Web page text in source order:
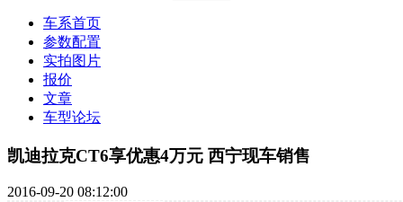
车系首页
参数配置
实拍图片
报价
文章
车型论坛
凯迪拉克CT6享优惠4万元 西宁现车销售
2016-09-20 08:12:00